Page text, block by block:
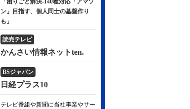
「困りごと解決-140種対応「アマゾ
ン」目指す、個人同士の基盤作り
も」
読売テレビ
かんさい情報ネットten.
BSジャパン
日経プラス10
テレビ番組や新聞に当社事業やサー